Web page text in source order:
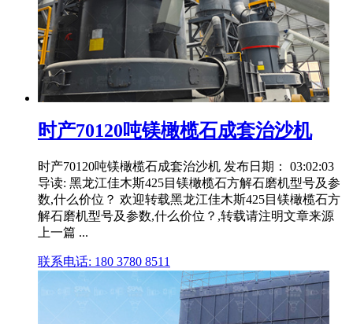
时产70120吨镁橄榄石成套治沙机
时产70120吨镁橄榄石成套治沙机 发布日期： 03:02:03
导读: 黑龙江佳木斯425目镁橄榄石方解石磨机型号及参
数,什么价位？ 欢迎转载黑龙江佳木斯425目镁橄榄石方
解石磨机型号及参数,什么价位？,转载请注明文章来源
上一篇 ...
联系电话: 180 3780 8511